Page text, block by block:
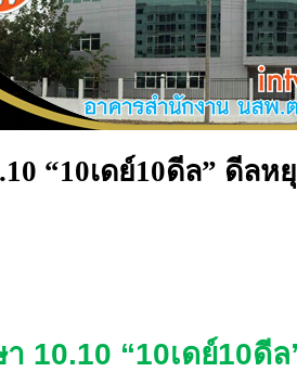
“10เดย์10ดีล” ดีล
10.10 “10เดย์10ดีล